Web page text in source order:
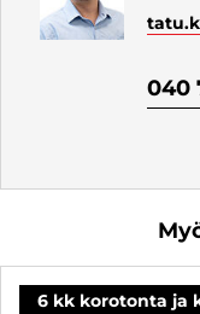
040
6 kk korotonta ja